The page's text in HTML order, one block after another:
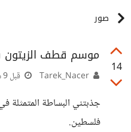
صور
14
موسم قطف
قبل 9 سنوات
جذبتني البساطة المتمثلة
فلسطين.